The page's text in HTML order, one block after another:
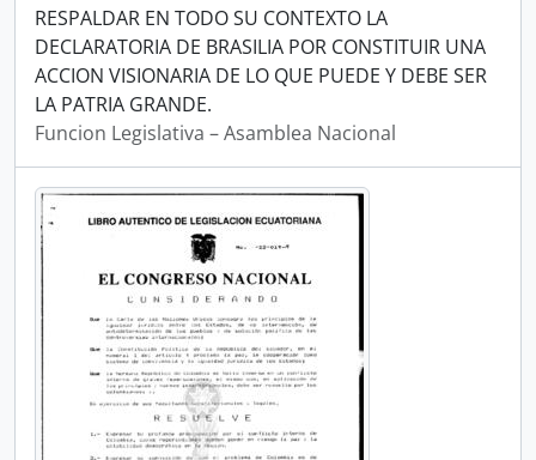
RESPALDAR EN TODO SU CONTEXTO LA
DECLARATORIA DE BRASILIA POR CONSTITUIR UNA
ACCION VISIONARIA DE LO QUE PUEDE Y DEBE SER
LA PATRIA GRANDE.
Funcion Legislativa – Asamblea Nacional